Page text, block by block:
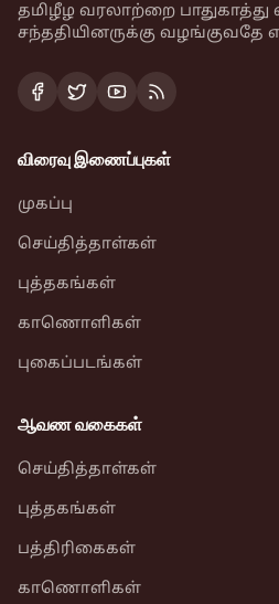
தமிழீழ வரலாற்றை
சந்ததியினருக்கு வழங்குவதே
விரைவு இணைப்புகள்
முகப்பு
செய்தித்தாள்கள்
புத்தகங்கள்
காணொளிகள்
புகைப்படங்கள்
ஆவண வகைகள்
செய்தித்தாள்கள்
புத்தகங்கள்
பத்திரிகைகள்
காணொளிகள்